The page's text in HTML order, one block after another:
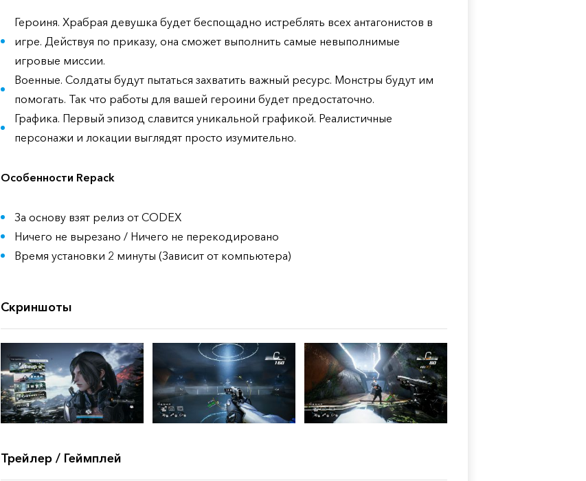
Героиня. Храбрая девушка будет беспощадно истреблять всех антагонистов в
игре. Действуя по приказу, она сможет выполнить самые невыполнимые
игровые миссии.
Военные. Солдаты будут пытаться захватить важный ресурс. Монстры будут им
помогать. Так что работы для вашей героини будет предостаточно.
Графика. Первый эпизод славится уникальной графикой. Реалистичные
персонажи и локации выглядят просто изумительно.
Особенности Repack
За основу взят релиз от CODEX
Ничего не вырезано / Ничего не перекодировано
Время установки 2 минуты (Зависит от компьютера)
Скриншоты
Трейлер / Геймплей